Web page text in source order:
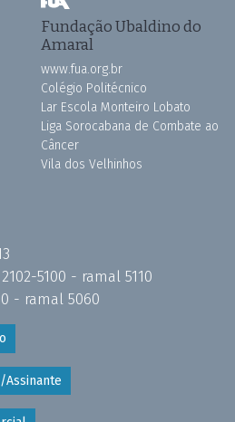
Fundação Ubaldino do
Amaral
www.fua.org.br
Colégio Politécnico
Lar Escola Monteiro Lobato
Liga Sorocabana de Combate ao
Câncer
Vila dos Velhinhos
5100 - ramal 5110
- ramal 5060